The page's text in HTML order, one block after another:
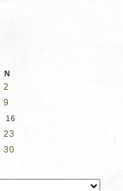
N
2
9
16
23
30